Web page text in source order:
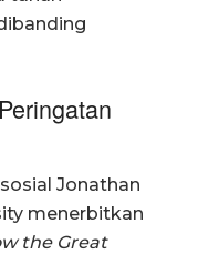
Jonathan
menerbitkan
the Great